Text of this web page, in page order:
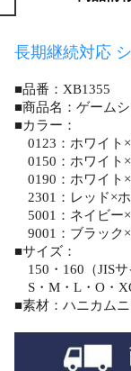
長期継続対応
■品番：XB1355
■商品名：ゲーム
■カラー：
0123：ホワイト
0150：ホワイト
0190：ホワイト
2301：レッド×ホ
5001：ネイビー×
9001：ブラック×
■サイズ：
150・160（JISサ
S・M・L・O・
■素材：ハニカム